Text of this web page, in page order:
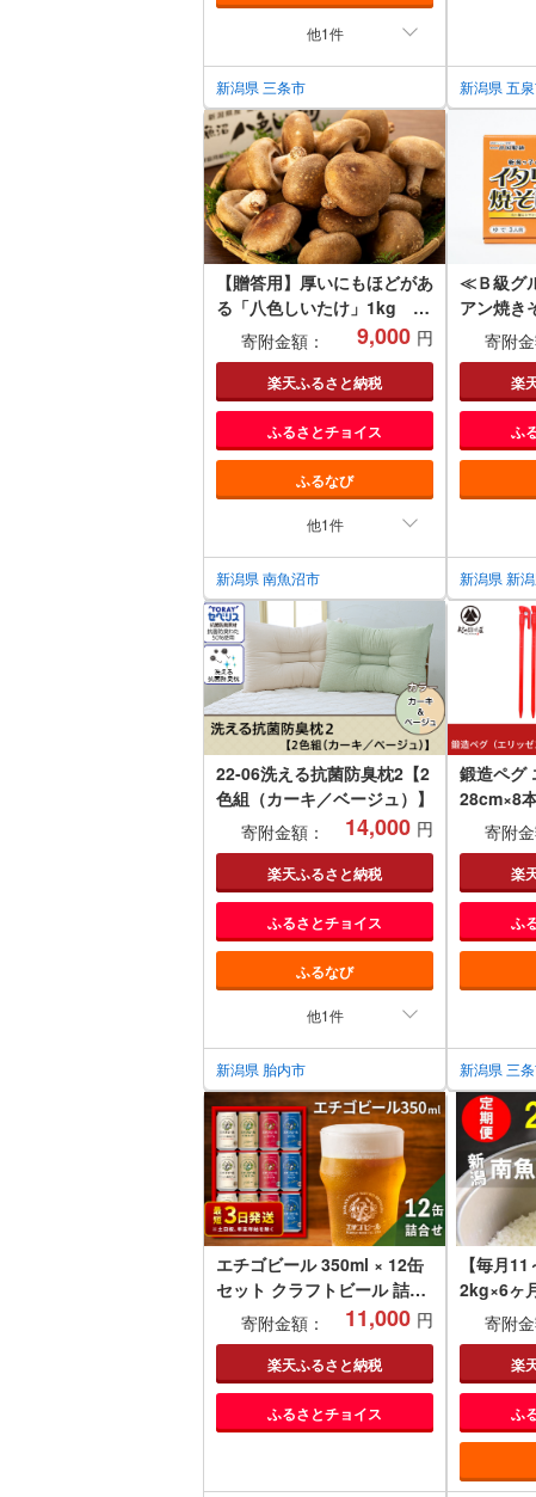
他1件
新潟県 三条市 新潟県 五
【贈答用】厚いにもほどがあ
る「八色しいたけ」1kg 厳
選 大型 肉厚
寄附金額： 9,000 円
楽天ふるさと納税
ふるさとチョイス
ふるなび
他1件
新潟県 南魚沼市
≪Ｂ級グ
アン焼き
寄附金
楽
ふ
新潟県 新
22-06洗える抗菌防臭枕2【2
色組（カーキ／ベージュ）】
寄附金額：
14,000 円
楽天ふるさと納税
ふるさとチョイス
ふるなび
他1件
新潟県 胎内市
鍛造ペグ
28cm×8
三条製
ドア用品
【
寄附金
楽
ふ
新潟県 三
エチゴビール 350ml × 12缶
セット クラフトビール 詰め
合わせ ビール 12本 (4種類×
各3本) 全国第一号クラフト
ビール お酒 酒 地ビール お
取り寄せ 人気 新潟
寄附金額： 11,000 円
楽天ふるさと納税
ふるさとチョイス
【毎月11
2kg×6ヶ
カリ う
寄附金
楽
ふ